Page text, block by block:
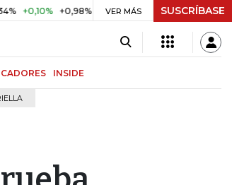
+0,98% UVR $ 416,91 +$ 0,05 +0,01%
VER MÁS SUSCRÍBASE
INSIDE